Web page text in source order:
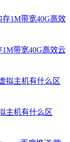
1M带宽40G高效云
主机有什么区